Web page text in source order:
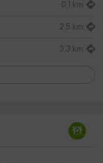
0,1 km
2,5 km
3,3 km
4,6 km